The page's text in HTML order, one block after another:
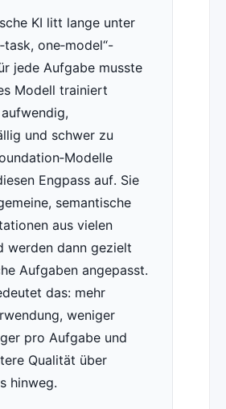
KI litt lange unter
one‑model“-
jede Aufgabe musste
Modell trainiert
und schwer zu
Engpass auf. Sie
semantische
aus vielen
werden dann gezielt
Aufgaben angepasst.
das: mehr
weniger
pro Aufgabe und
Qualität über
hinweg.